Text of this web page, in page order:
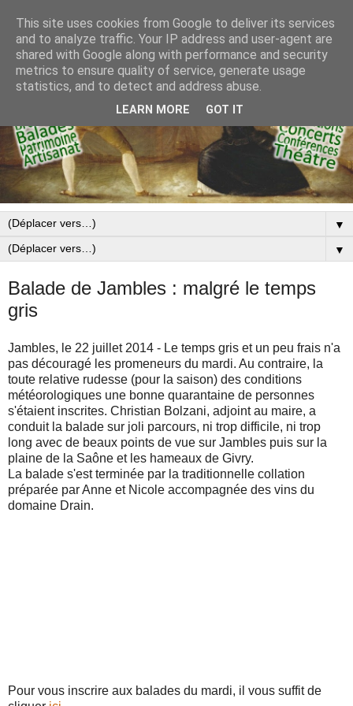
▼
▼
Balade de Jambles : malgré le temps
gris
Jambles, le 22 juillet 2014 - Le temps gris et un peu frais n'a
pas découragé les promeneurs du mardi. Au contraire, la
toute relative rudesse (pour la saison) des conditions
météorologiques une bonne quarantaine de personnes
s'étaient inscrites. Christian Bolzani, adjoint au maire, a
conduit la balade sur joli parcours, ni trop difficile, ni trop
long avec de beaux points de vue sur Jambles puis sur la
plaine de la Saône et les hameaux de Givry.
La balade s'est terminée par la traditionnelle collation
préparée par Anne et Nicole accompagnée des vins du
domaine Drain.
Pour vous inscrire aux balades du mardi, il vous suffit de
This site uses cookies from Google to deliver its services
and to analyze traffic. Your IP address and user-agent are
shared with Google along with performance and security
metrics to ensure quality of service, generate usage
statistics, and to detect and address abuse.
LEARN MORE GOT IT